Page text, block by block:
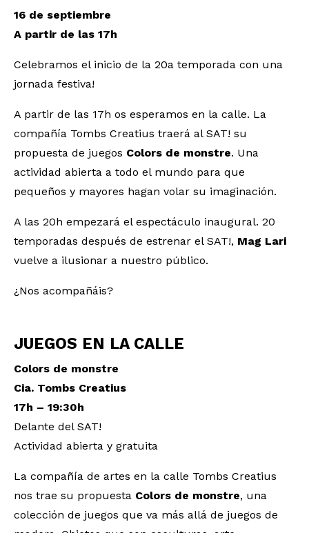
16 de septiembre
A partir de las 17h
Celebramos el inicio de la 20a temporada con una
jornada festiva!
A partir de las 17h os esperamos en la calle. La
compañía Tombs Creatius traerá al SAT! su
propuesta de juegos Colors de monstre. Una
actividad abierta a todo el mundo para que
pequeños y mayores hagan volar su imaginación.
A las 20h empezará el espectáculo inaugural. 20
temporadas después de estrenar el SAT!, Mag Lari
vuelve a ilusionar a nuestro público.
¿Nos acompañáis?
JUEGOS EN LA CALLE
Colors de monstre
Cia. Tombs Creatius
17h – 19:30h
Delante del SAT!
Actividad abierta y gratuita
La compañía de artes en la calle Tombs Creatius
nos trae su propuesta Colors de monstre, una
colección de juegos que va más allá de juegos de